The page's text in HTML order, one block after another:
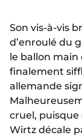
Son vis-à-vis
d’enroulé du
le ballon main
finalement
allemande
cruel, puisque
Wirtz décale